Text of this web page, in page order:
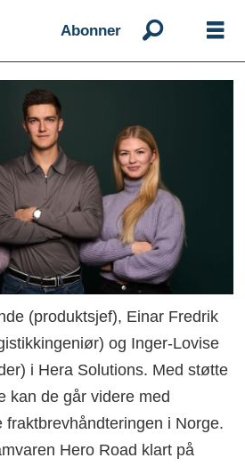
Abonner
(produktsjef), Einar Fredrik
og Inger-Lovise
i Hera Solutions. Med støtte
kan de går videre med
fraktbrevhåndteringen i Norge.
Hero Road klart på